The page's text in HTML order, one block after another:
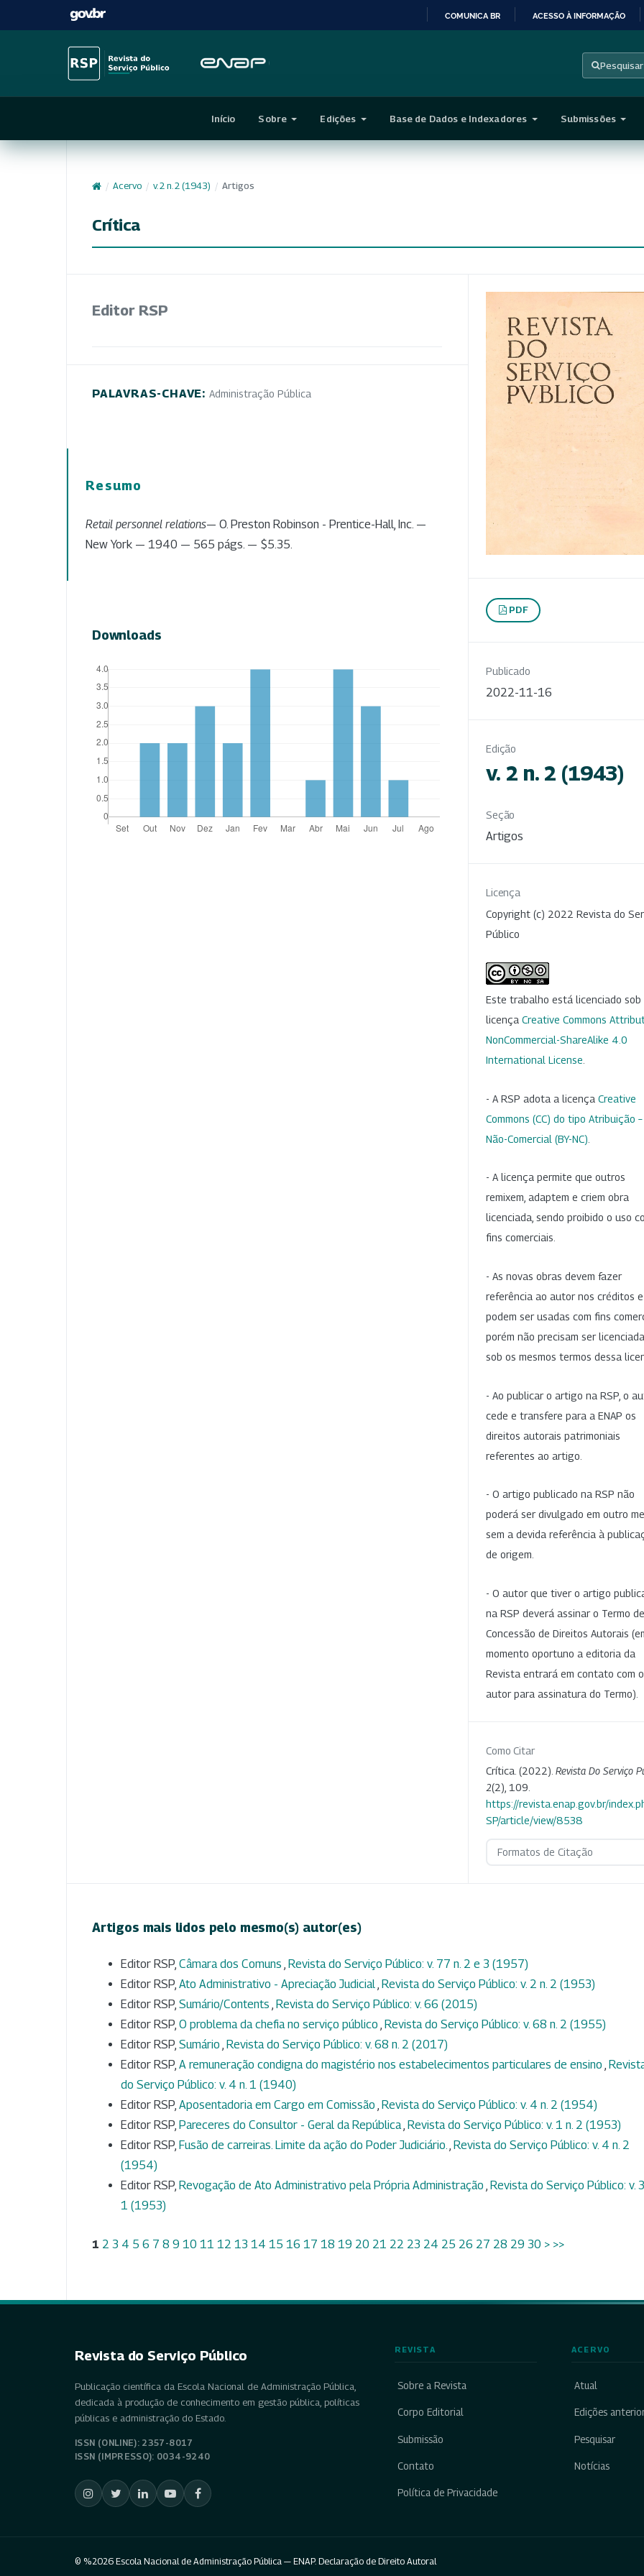
CONTEÚDO
COMUNICA BR ACESSO À INFORMAÇÃO
Pesquisar
Início Sobre Edições Base de Dados e Indexadores Submissões
/ Acervo / v. 2 n. 2 (1943) / Artigos
Crítica
Editor RSP
PALAVRAS-CHAVE: Administração Pública
Resumo
Retail personnel relations— O. Preston Robinson - Prentice-Hall, Inc. —
New York — 1940 — 565 págs. — $5.35.
Downloads
PDF
Publicado
2022-11-16
Edição
v. 2 n. 2 (1943)
Seção
Artigos
Licença
Copyright (c) 2022 Revista do
Público
Este trabalho está licenciado sob
licença Creative Commons
NonCommercial-ShareAlike 4.0
International License
- A RSP adota a licença Creative
Commons (CC) do tipo Atribuição –
Não-Comercial (BY-NC)
- A licença permite que outros
remixem, adaptem e criem obra
licenciada, sendo proibido o uso
fins comerciais.
- As novas obras devem fazer
referência ao autor nos créditos
podem ser usadas com fins
porém não precisam ser
sob os mesmos termos dessa
- Ao publicar o artigo na RSP, o
cede e transfere para a ENAP os
direitos autorais patrimoniais
referentes ao artigo.
- O artigo publicado na RSP não
poderá ser divulgado em outro
sem a devida referência à
de origem.
- O autor que tiver o artigo
na RSP deverá assinar o Termo de
Concessão de Direitos Autorais
momento oportuno a editoria da
Revista entrará em contato com o
autor para assinatura do Termo).
Como Citar
Crítica. (2022). Revista Do Serviço
2(2), 109.
https://revista.enap.gov.br/
SP/article/view/8538
Formatos de Citação
Artigos mais lidos pelo mesmo(s) autor(es)
Editor RSP, Câmara dos Comuns , Revista do Serviço Público: v. 77 n. 2 e 3 (1957)
Editor RSP, Ato Administrativo - Apreciação Judicial, Revista do Serviço Público: v. 2 n. 2 (1953)
Editor RSP, Sumário/Contents , Revista do Serviço Público: v. 66 (2015)
Editor RSP, O problema da chefia no serviço público , Revista do Serviço Público: v. 68 n. 2 (1955)
Editor RSP, Sumário , Revista do Serviço Público: v. 68 n. 2 (2017)
Editor RSP, A remuneração condigna do magistério nos estabelecimentos particulares de ensino ,
do Serviço Público: v. 4 n. 1 (1940)
Editor RSP, Aposentadoria em Cargo em Comissão , Revista do Serviço Público: v. 4 n. 2 (1954)
Editor RSP, Pareceres do Consultor - Geral da República, Revista do Serviço Público: v. 1 n. 2 (1953)
Editor RSP, Fusão de carreiras. Limite da ação do Poder Judiciário., Revista do Serviço Público: v. 4 n. 2
(1954)
Editor RSP, Revogação de Ato Administrativo pela Própria Administração , Revista do Serviço Público: v.
1 (1953)
1 2 3 4 5 6 7 8 9 10 11 12 13 14 15 16 17 18 19 20 21 22 23 24 25 26 27 28 29 30 > >>
Revista do Serviço Público
Publicação científica da Escola Nacional de Administração Pública,
dedicada à produção de conhecimento em gestão pública, políticas
públicas e administração do Estado.
ISSN (ONLINE): 2357-8017
ISSN (IMPRESSO): 0034-9240
REVISTA
Sobre a Revista
Corpo Editorial
Submissão
Contato
Política de Privacidade
ACERVO
Atual
Edições
Pesquisar
Notícias
© %2026 Escola Nacional de Administração Pública — ENAP. Declaração de Direito Autoral